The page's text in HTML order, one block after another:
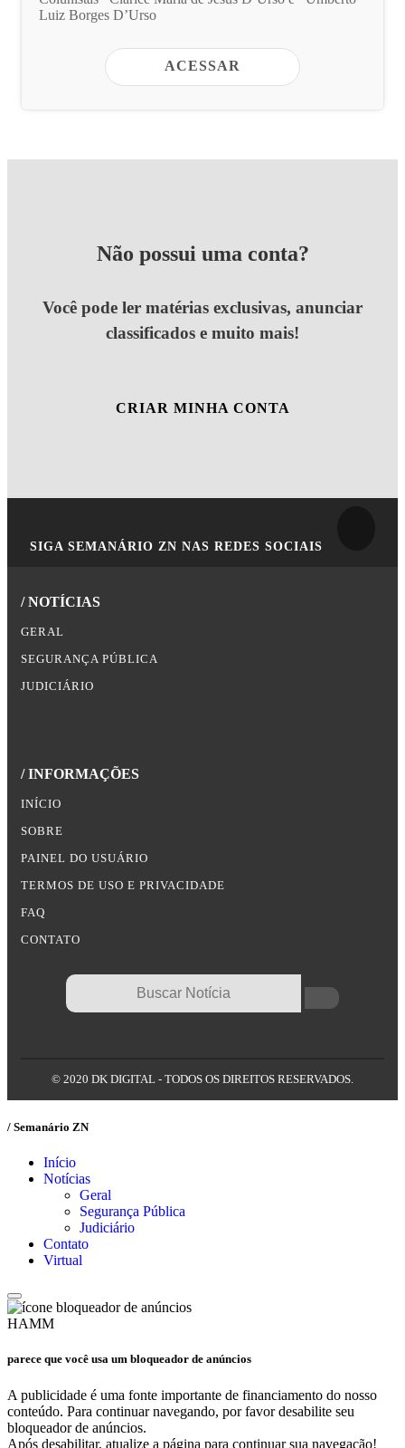
Luiz Borges D’Urso
ACESSAR
Não possui uma conta?
Você pode ler matérias exclusivas, anunciar
classificados e muito mais!
CRIAR MINHA CONTA
SIGA SEMANÁRIO ZN NAS REDES SOCIAIS
/ NOTÍCIAS
GERAL
SEGURANÇA PÚBLICA
JUDICIÁRIO
/ INFORMAÇÕES
INÍCIO
SOBRE
PAINEL DO USUÁRIO
TERMOS DE USO E PRIVACIDADE
FAQ
CONTATO
© 2020 DK DIGITAL - TODOS OS DIREITOS RESERVADOS.
/ Semanário ZN
Início
Notícias
Geral
Segurança Pública
Judiciário
Contato
Virtual
HAMM
parece que você usa um bloqueador de anúncios
A publicidade é uma fonte importante de financiamento do nosso
conteúdo. Para continuar navegando, por favor desabilite seu
bloqueador de anúncios.
Após desabilitar, atualize a página para continuar sua navegação!